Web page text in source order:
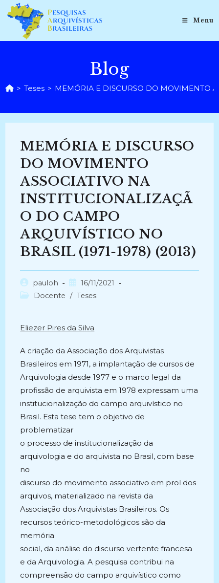
para
conteúdo
Menu
Blog
> Teses > MEMÓRIA E DISCURSO DO MOVIMENTO
MEMÓRIA E DISCURSO
DO MOVIMENTO
ASSOCIATIVO NA
INSTITUCIONALIZAÇÃ
O DO CAMPO
ARQUIVÍSTICO NO
BRASIL (1971-1978) (2013)
Autor
do
pauloh
Post
publicado:
16/11/2021
Categoria
Docente / Teses
Eliezer Pires da Silva
A criação da Associação dos Arquivistas
Brasileiros em 1971, a implantação de cursos de
Arquivologia desde 1977 e o marco legal da
profissão de arquivista em 1978 expressam uma
institucionalização do campo arquivístico no
Brasil. Esta tese tem o objetivo de
problematizar
o processo de institucionalização da
arquivologia e do arquivista no Brasil, com base
no
discurso do movimento associativo em prol dos
arquivos, materializado na revista da
Associação dos Arquivistas Brasileiros. Os
recursos teórico-metodológicos são da
memória
social, da análise do discurso vertente francesa
e da Arquivologia. A pesquisa contribui na
compreensão do campo arquivístico como